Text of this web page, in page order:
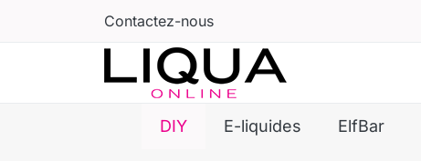
Contactez-nous
DIY E-liquides ElfBar